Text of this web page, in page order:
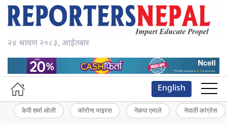
२४ श्रावण २०८३, आईतबार
English
केपी शर्मा ओली कोरोना भाइरस नेकपा एमाले नेपाली कांग्रेस